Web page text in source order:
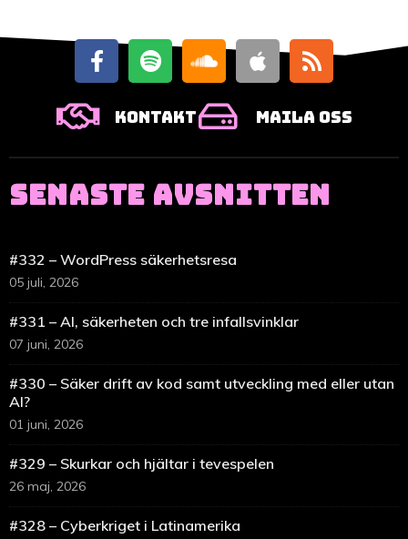
Kontakt Maila oss
SENASTE AVSNITTEN
#332 – WordPress säkerhetsresa
05 juli, 2026
#331 – AI, säkerheten och tre infallsvinklar
07 juni, 2026
#330 – Säker drift av kod samt utveckling med eller utan
AI?
01 juni, 2026
#329 – Skurkar och hjältar i tevespelen
26 maj, 2026
#328 – Cyberkriget i Latinamerika